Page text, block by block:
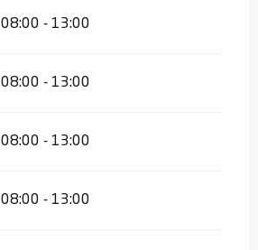
08:00 - 13:00
08:00 - 13:00
08:00 - 13:00
08:00 - 13:00